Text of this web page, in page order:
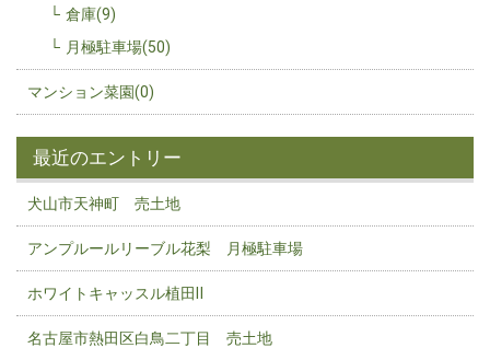
倉庫(9)
月極駐車場(50)
マンション菜園(0)
最近のエントリー
犬山市天神町 売土地
アンプルールリーブル花梨 月極駐車場
ホワイトキャッスル植田Ⅱ
名古屋市熱田区白鳥二丁目 売土地